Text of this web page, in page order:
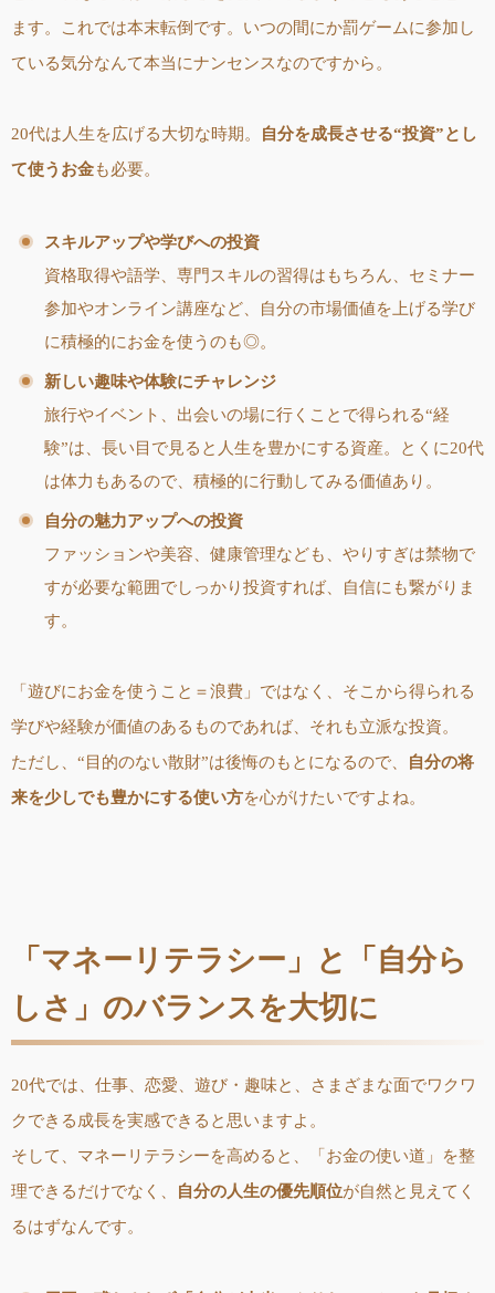
ます。これでは本末転倒です。いつの間にか罰ゲームに参加し
ている気分なんて本当にナンセンスなのですから。
20代は人生を広げる大切な時期。
自分を成長させる“投資”とし
て使うお金も必要。
スキルアップや学びへの投資
資格取得や語学、専門スキルの習得はもちろん、セミナー
参加やオンライン講座など、自分の市場価値を上げる学び
に積極的にお金を使うのも◎。
新しい趣味や体験にチャレンジ
旅行やイベント、出会いの場に行くことで得られる“経
験”は、長い目で見ると人生を豊かにする資産。とくに20代
は体力もあるので、積極的に行動してみる価値あり。
自分の魅力アップへの投資
ファッションや美容、健康管理なども、やりすぎは禁物で
すが必要な範囲でしっかり投資すれば、自信にも繋がりま
す。
「遊びにお金を使うこと＝浪費」ではなく、そこから得られる
学びや経験が価値のあるものであれば、それも立派な投資。
ただし、“目的のない散財”は後悔のもとになるので、
自分の将
来を少しでも豊かにする使い方を心がけたいですよね。
「マネーリテラシー」と「自分ら
しさ」のバランスを大切に
20代では、仕事、恋愛、遊び・趣味と、さまざまな面でワクワ
クできる成長を実感できると思いますよ。
そして、マネーリテラシーを高めると、「お金の使い道」を整
理できるだけでなく、
自分の人生の優先順位が自然と見えてく
るはずなんです。